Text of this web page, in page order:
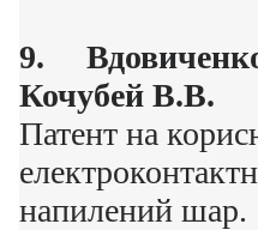
9.
Кочубей В.В.
Патент на
напилений